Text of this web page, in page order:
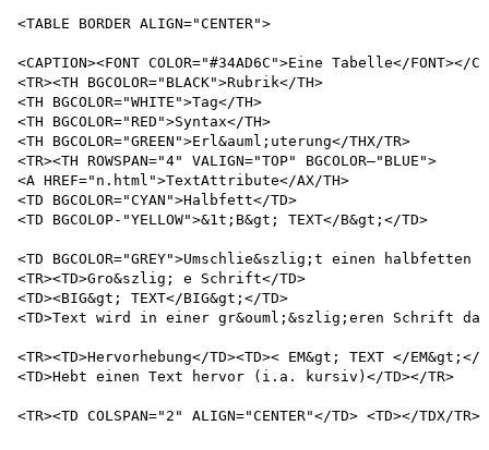
<TABLE BORDER ALIGN="CENTER">
<CAPTION><FONT COLOR="#34AD6C">Eine Tabelle</FONT></
<TR><TH BGCOLOR="BLACK">Rubrik</TH>
<TH BGCOLOR="WHITE">Tag</TH>
<TH BGCOLOR="RED">Syntax</TH>
<TH BGCOLOR="GREEN">Erl&auml;uterung</THX/TR>
<TR><TH ROWSPAN="4" VALIGN="TOP" BGCOLOR—"BLUE">
<A HREF="n.html">TextAttribute</AX/TH>
<TD BGCOLOR="CYAN">Halbfett</TD>
<TD BGCOLOP-"YELLOW">&1t;B&gt; TEXT</B&gt;</TD>
<TD BGCOLOR="GREY">Umschlie&szlig;t einen halbfetten
<TR><TD>Gro&szlig; e Schrift</TD>
<TD><BIG&gt; TEXT</BIG&gt;</TD>
<TD>Text wird in einer gr&ouml;&szlig;eren Schrift
<TR><TD>Hervorhebung</TD><TD>< EM&gt; TEXT </EM&gt;</
<TD>Hebt einen Text hervor (i.a. kursiv)</TD></TR>
<TR><TD COLSPAN="2" ALIGN="CENTER"</TD> <TD></TDX/TR>